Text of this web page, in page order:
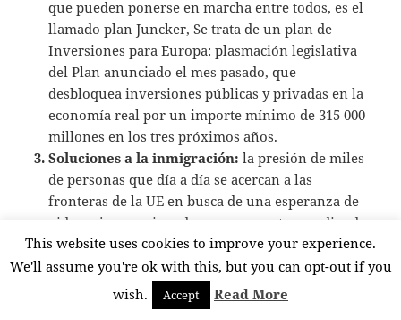
que pueden ponerse en marcha entre todos, es el
llamado plan Juncker, Se trata de un plan de
Inversiones para Europa: plasmación legislativa
del Plan anunciado el mes pasado, que
desbloquea inversiones públicas y privadas en la
economía real por un importe mínimo de 315 000
millones en los tres próximos años.
Soluciones a la inmigración: la presión de miles
de personas que día a día se acercan a las
fronteras de la UE en busca de una esperanza de
vida mejor requiere de una respuesta coordinada
e inmediata para paliar su perverso efecto dual: el
drama de los inmigrantes y la creciente ola de
xenofobia promovida por grupo políticos
populistas en muchos Estados de la Unión. Por
This website uses cookies to improve your experience.
We'll assume you're ok with this, but you can opt-out if you
wish.
Accept Read More